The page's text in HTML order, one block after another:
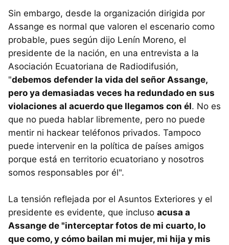
Sin embargo, desde la organización dirigida por
Assange es normal que valoren el escenario como
probable, pues según dijo Lenín Moreno, el
presidente de la nación, en una entrevista a la
Asociación Ecuatoriana de Radiodifusión,
"debemos defender la vida del señor Assange,
pero ya demasiadas veces ha redundado en sus
violaciones al acuerdo que llegamos con él. No es
que no pueda hablar libremente, pero no puede
mentir ni hackear teléfonos privados. Tampoco
puede intervenir en la política de países amigos
porque está en territorio ecuatoriano y nosotros
somos responsables por él".
La tensión reflejada por el Asuntos Exteriores y el
presidente es evidente, que incluso acusa a
Assange de "interceptar fotos de mi cuarto, lo
que como, y cómo bailan mi mujer, mi hija y mis